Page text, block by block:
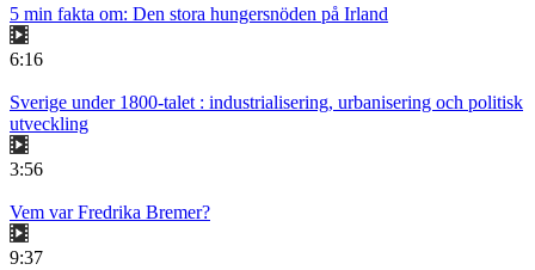
5 min fakta om: Den stora hungersnöden på Irland
6:16
Sverige under 1800-talet : industrialisering, urbanisering och politisk
utveckling
3:56
Vem var Fredrika Bremer?
9:37